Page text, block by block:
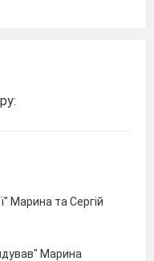
Марина та Сергій
Марина